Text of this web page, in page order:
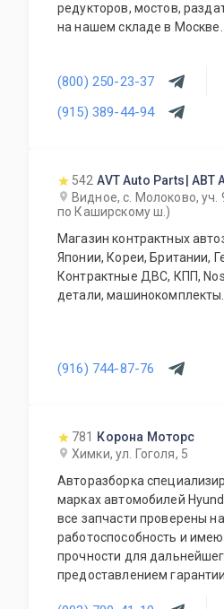
редукторов, мостов,
на нашем складе в Москве.
(800) 250-23-37
(915) 389-44-94
542 AVT Auto Parts| АВТ
Видное, с. Молоково,
по Каширскому ш.)
Магазин контрактных
Японии, Кореи, Британии,
Контрактные ДВС, КПП,
детали, машинокомплекты.
(916) 744-87-76
781
Корона Моторс
Химки, ул. Гоголя, 5
Авторазборка
марках автомобилей
все запчасти проверены на
работоспособность и
прочности для
предоставлением